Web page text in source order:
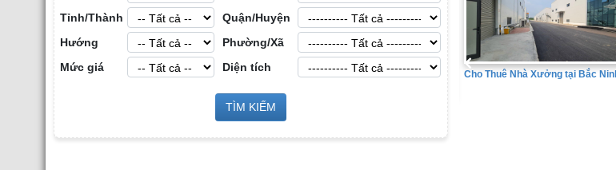
Tỉnh/Thành
Quận/Huyện
Hướng
Phường/Xã
Mức giá
Diện tích
TÌM KIẾM
Sàn Môi Giới Bất Động Sản Công
Nghiệp tại Tỉnh Bắc Giang
Cho Thuê Nhà Xưởng tại Hưng Yên
Cho Thuê Nhà Xưởng tại Bắc Ninh
Bán Đất